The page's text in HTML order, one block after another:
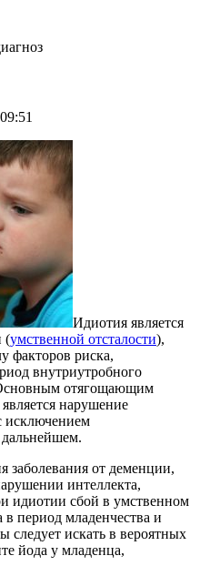
Идиотия является
(умственной отсталости),
факторов риска,
внутриутробного
отягощающим
нарушение
исключением
заболевания от деменции,
интеллекта,
идиотии сбой в умственном
в период младенчества и
следует искать в вероятных
йода у младенца,